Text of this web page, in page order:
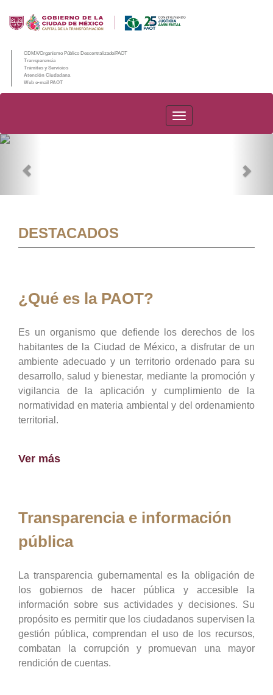
CDMX/Organismo Público Descentralizado/PAOT
Transparencia
Trámites y Servicios
Atención Ciudadana
Web e-mail PAOT
PAOT
DESTACADOS
¿Qué es la PAOT?
Es un organismo que defiende los derechos de los
habitantes de la Ciudad de México, a disfrutar de un
ambiente adecuado y un territorio ordenado para su
desarrollo, salud y bienestar, mediante la promoción y
vigilancia de la aplicación y cumplimiento de la
normatividad en materia ambiental y del ordenamiento
territorial.
Ver más
Transparencia e información
pública
La transparencia gubernamental es la obligación de
los gobiernos de hacer pública y accesible la
información sobre sus actividades y decisiones. Su
propósito es permitir que los ciudadanos supervisen la
gestión pública, comprendan el uso de los recursos,
combatan la corrupción y promuevan una mayor
rendición de cuentas.